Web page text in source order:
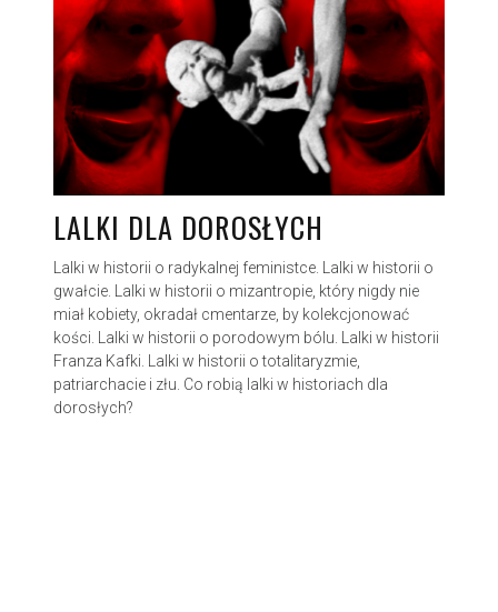
LALKI DLA DOROSŁYCH
Lalki w historii o radykalnej feministce. Lalki w historii o
gwałcie. Lalki w historii o mizantropie, który nigdy nie
miał kobiety, okradał cmentarze, by kolekcjonować
kości. Lalki w historii o porodowym bólu. Lalki w historii
Franza Kafki. Lalki w historii o totalitaryzmie,
patriarchacie i złu. Co robią lalki w historiach dla
dorosłych?